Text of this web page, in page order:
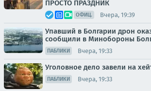
ПРОСТО ПРАЗДНИК
ОФИЦ. Вчера, 19:39
Упавший в Болгарии дрон
сообщили в Минобороны
ПАБЛИКИ Вчера, 19:33
Уголовное дело завели на
ПАБЛИКИ Вчера, 19:33